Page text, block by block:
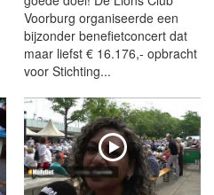
Voorburg organiseerde een
bijzonder benefietconcert dat
maar liefst € 16.176,- opbracht
voor Stichting...